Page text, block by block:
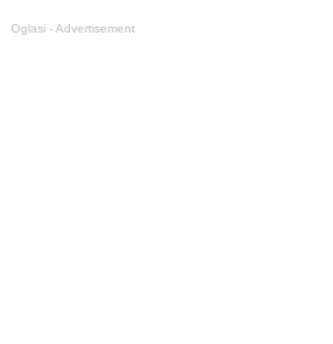
Oglasi - Advertisement